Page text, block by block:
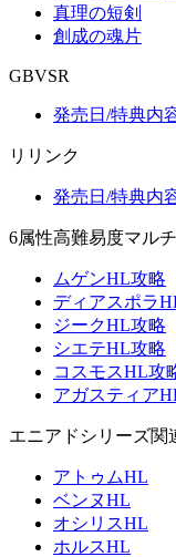
真理の短剣
創成の魂片
GBVSR
発売日/特典内
リリンク
発売日/特典内
6属性高難易度マルチ
ムゲンHL攻略
ディアスポラ
ジークHL攻略
シエテHL攻略
コスモスHL攻
アガスティア
エニアドシリーズ関
アトゥムHL
ベンヌHL
オシリスHL
ホルスHL